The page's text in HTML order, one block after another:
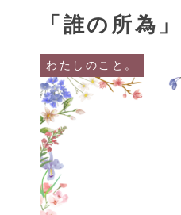
「誰の所為
わたしのこと。